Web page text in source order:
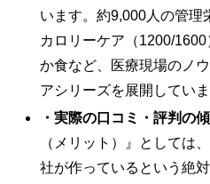
います。約9,000人の管理
カロリーケア（1200/
か食など、医療現場のノ
アシリーズを展開していま
・実際の口コミ・評判の傾
（メリット）』としては
社が作っているという絶